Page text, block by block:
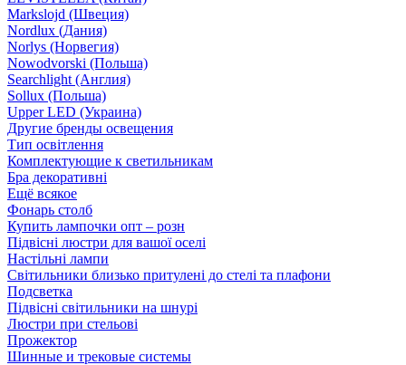
Markslojd (Швеция)
Nordlux (Дания)
Norlys (Норвегия)
Nowodvorski (Польша)
Searchlight (Англия)
Sollux (Польша)
Upper LED (Украина)
Другие бренды освещения
Тип освітлення
Комплектующие к светильникам
Бра декоративні
Ещё всякое
Фонарь столб
Купить лампочки опт – розн
Підвісні люстри для вашої оселі
Настільні лампи
Світильники близько притулені до стелі та плафони
Подсветка
Підвісні світильники на шнурі
Люстри при стельові
Прожектор
Шинные и трековые системы